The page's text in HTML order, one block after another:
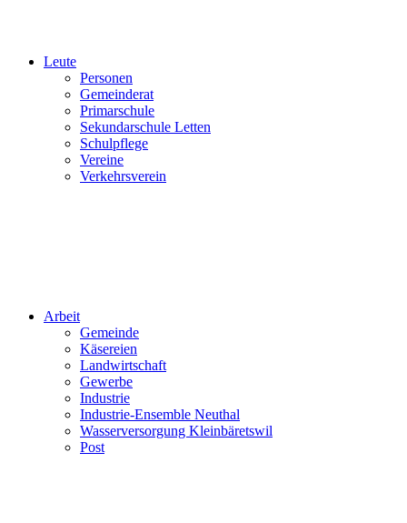
Leute
Personen
Gemeinderat
Primarschule
Sekundarschule Letten
Schulpflege
Vereine
Verkehrsverein
Arbeit
Gemeinde
Käsereien
Landwirtschaft
Gewerbe
Industrie
Industrie-Ensemble Neuthal
Wasserversorgung Kleinbäretswil
Post